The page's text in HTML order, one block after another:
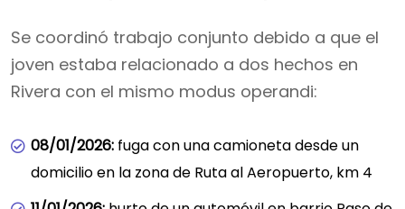
Se coordinó trabajo conjunto debido a que el
joven estaba relacionado a dos hechos en
Rivera con el mismo modus operandi:
08/01/2026: fuga con una camioneta desde un
domicilio en la zona de Ruta al Aeropuerto, km 4